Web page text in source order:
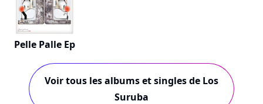
Pelle Palle Ep
Voir tous les albums et singles de Los
Suruba